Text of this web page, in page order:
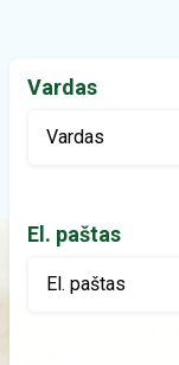
Vardas
El. paštas